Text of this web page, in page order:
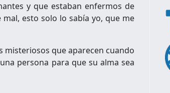
y que estaban enfermos de
esto solo lo sabía yo, que me
misteriosos que aparecen cuando
persona para que su alma sea